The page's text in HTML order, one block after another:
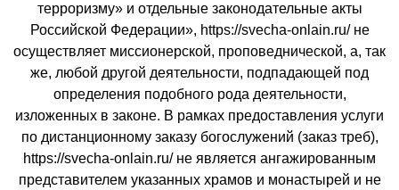
терроризму» и отдельные законодательные акты
Российской Федерации», https://svecha-onlain.ru/ не
осуществляет миссионерской, проповеднической, а, так
же, любой другой деятельности, подпадающей под
определения подобного рода деятельности,
изложенных в законе. В рамках предоставления услуги
по дистанционному заказу богослужений (заказ треб),
https://svecha-onlain.ru/ не является ангажированным
представителем указанных храмов и монастырей и не